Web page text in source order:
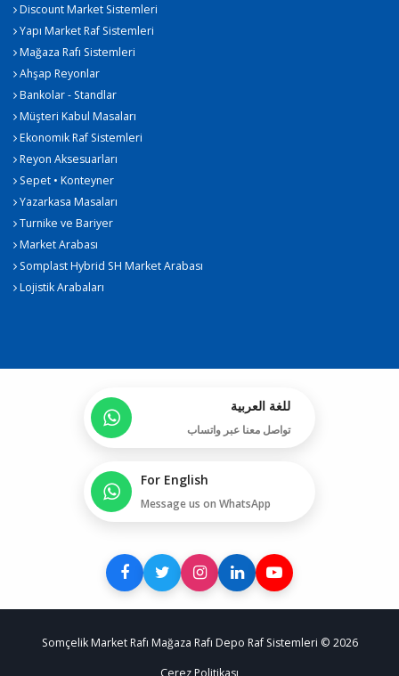
Discount Market Sistemleri
Yapı Market Raf Sistemleri
Mağaza Rafı Sistemleri
Ahşap Reyonlar
Bankolar - Standlar
Müşteri Kabul Masaları
Ekonomik Raf Sistemleri
Reyon Aksesuarları
Sepet • Konteyner
Yazarkasa Masaları
Turnike ve Bariyer
Market Arabası
Somplast Hybrid SH Market Arabası
Lojistik Arabaları
للغة العربية
تواصل معنا عبر واتساب
For English
Message us on WhatsApp
Somçelik Market Rafı Mağaza Rafı Depo Raf Sistemleri © 2026